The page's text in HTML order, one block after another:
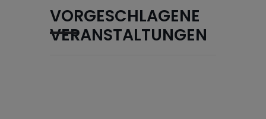
VORGESCHLAGENE
VERANSTALTUNGEN
Name
Cookies die zur Darstellung der